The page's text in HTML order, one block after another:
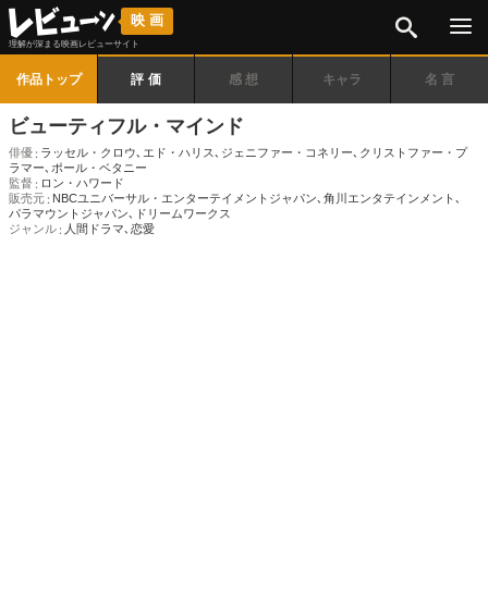
映画
理解が深まる映画レビューサイト
作品トップ 評価 感想 キャラ 名言
ビューティフル・マインド
俳優 ラッセル・クロウ､ エド・ハリス､ ジェニファー・コネリー､ クリストファー・プ
ラマー､ ポール・ベタニー
監督
ロン・ハワード
販売元
NBCユニバーサル・エンターテイメントジャパン､ 角川エンタテインメント､
パラマウントジャパン､
ドリームワークス
ジャンル
人間ドラマ､ 恋愛